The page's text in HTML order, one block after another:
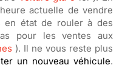
actuelle de vendre
en état de rouler à des
pour les ventes aux
). Il ne vous reste plus
un nouveau véhicule.